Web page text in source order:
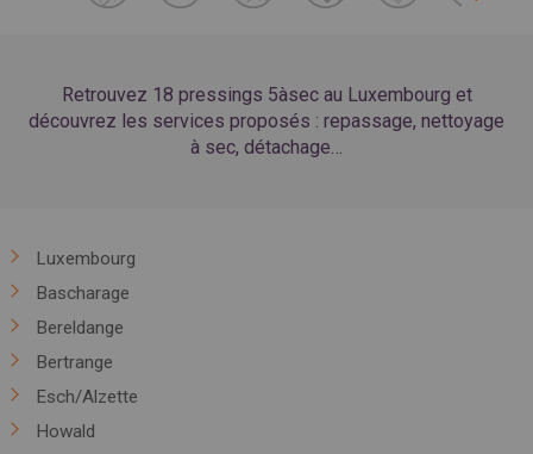
Retrouvez 18 pressings 5àsec au Luxembourg et
découvrez les services proposés : repassage, nettoyage
à sec, détachage…
Luxembourg
Bascharage
Bereldange
Bertrange
Esch/Alzette
Howald